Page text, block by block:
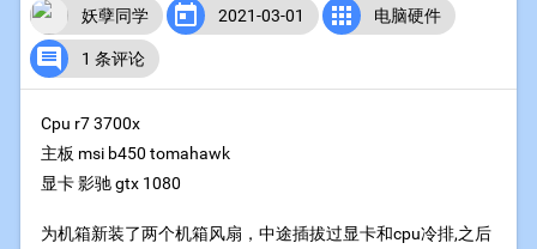
妖孽同学  2021-03-01  电脑硬件
 1 条评论
Cpu r7 3700x
主板 msi b450 tomahawk
显卡 影驰 gtx 1080
为机箱新装了两个机箱风扇，中途插拔过显卡和cpu冷排,之后